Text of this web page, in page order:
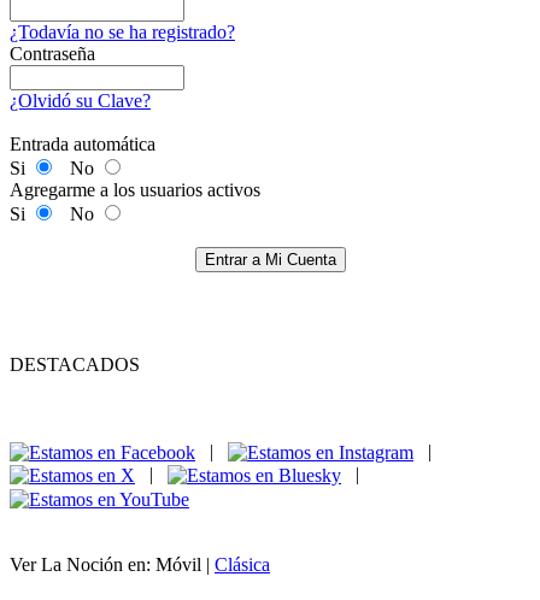
¿Todavía no se ha registrado?
Contraseña
¿Olvidó su Clave?
Entrada automática
Si
No
Agregarme a los usuarios activos
Si
No
Entrar a Mi Cuenta
DESTACADOS
|
|
|
|
Ver La Noción en: Móvil | Clásica